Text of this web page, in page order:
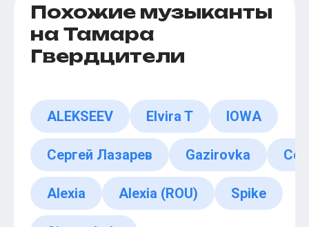
Похожие музыканты
на Тамара
Гвердцители
ALEKSEEV Elvira T IOWA
Сергей Лазарев Gazirovka
Alexia Alexia (ROU) Spike